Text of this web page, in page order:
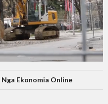
Nga Ekonomia Online